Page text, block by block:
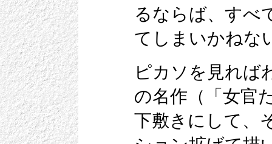
るならば、すべ
てしまいかねな
ピカソを見れば
の名作（「女官
下敷きにして、